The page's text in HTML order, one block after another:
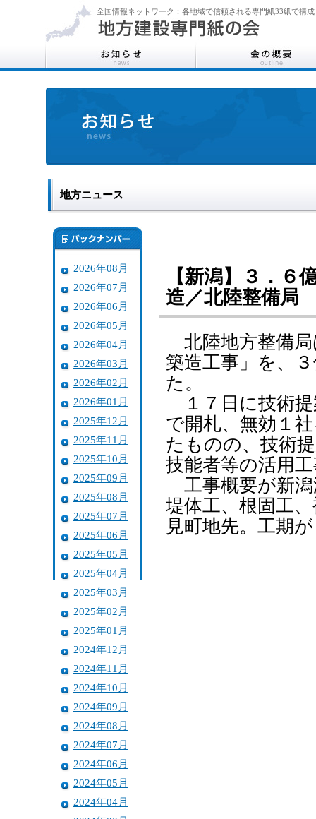
全国情報ネットワーク：各地域で信頼される専門紙33紙で構成
地方ニュース
2026年08月
2026年07月
2026年06月
2026年05月
2026年04月
2026年03月
2026年02月
2026年01月
2025年12月
2025年11月
2025年10月
2025年09月
2025年08月
2025年07月
2025年06月
2025年05月
2025年04月
2025年03月
2025年02月
2025年01月
2024年12月
2024年11月
2024年10月
2024年09月
2024年08月
2024年07月
2024年06月
2024年05月
2024年04月
【新潟】３．６
造／北陸整備局
北陸地方整備局
築造工事」を、
た。
１７日に技術提
で開札、無効１
たものの、技術
技能者等の活用
工事概要が新潟
堤体工、根固工
見町地先。工期